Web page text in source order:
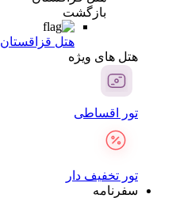
بازگشت
هتل قزاقستان
هتل های ویژه
تور اقساطی
تور تخفیف دار
سفرنامه